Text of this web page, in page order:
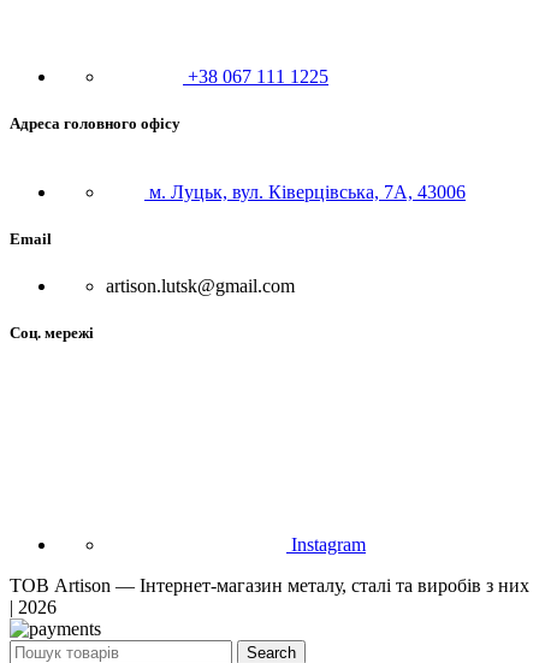
+38 067 111 1225
Адреса головного офісу
м. Луцьк, вул. Ківерцівська, 7А, 43006
Email
artison.lutsk@gmail.com
Соц. мережі
Instagram
ТОВ Artison — Інтернет-магазин металу, сталі та виробів з них
| 2026
Search